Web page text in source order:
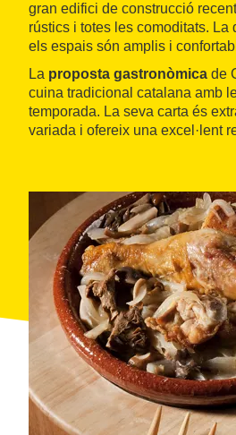
gran edifici de construcció
rústics i totes les comoditats. La
els espais són amplis i
La proposta gastronòmica de
cuina tradicional catalana amb
temporada. La seva carta és
variada i ofereix una excel·lent